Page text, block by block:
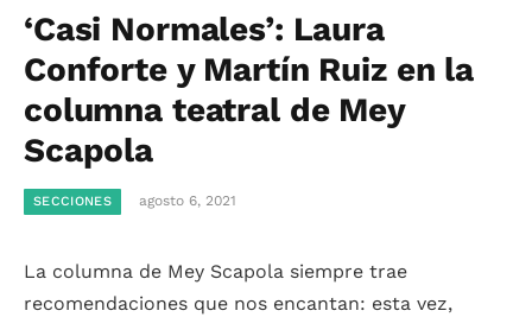
‘Casi Normales’: Laura
Conforte y Martín Ruiz en la
columna teatral de Mey
Scapola
SECCIONES agosto 6, 2021
La columna de Mey Scapola siempre trae
recomendaciones que nos encantan: esta vez,